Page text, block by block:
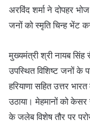
अरविंद शर्मा ने दोपहर
जनों को स्मृति चिन्ह भेंट
मुख्यमंत्री श्री नायब
उपस्थित विशिष्ट जनों के
हरियाणा सहित उत्तर
उठाया। मेहमानों को
के जलेब विशेष तौर पर